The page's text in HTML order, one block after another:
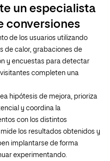
un especialista
conversiones
de los usuarios utilizando
de calor, grabaciones de
y encuestas para detectar
completen una
hipótesis de mejora, prioriza
y coordina la
con los distintos
los resultados obtenidos y
implantarse de forma
experimentando.